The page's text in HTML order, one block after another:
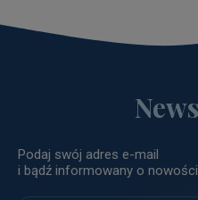
Podaj swój adres e-mail
i bądź informowany o